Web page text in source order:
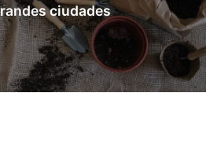
ciudades